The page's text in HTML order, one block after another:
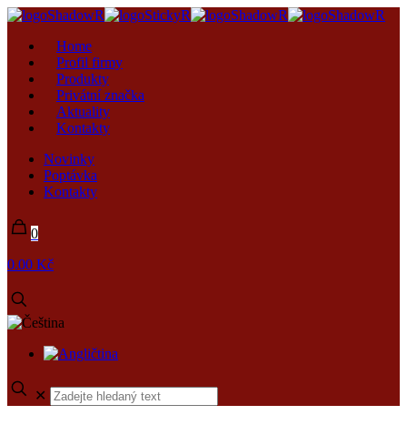
Home
Profil firmy
Produkty
Privátní značka
Aktuality
Kontakty
Novinky
Poptávka
Kontakty
0
0.00 Kč
✕